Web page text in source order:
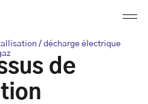
de
/ décharge électrique